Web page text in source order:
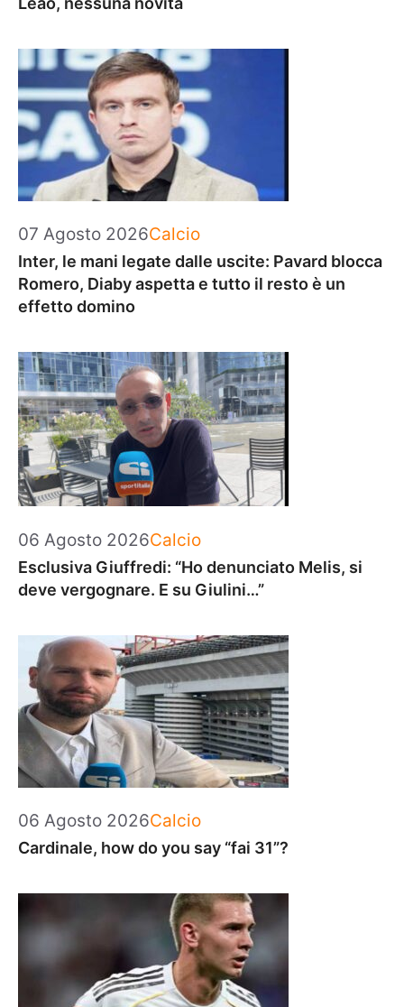
07 Agosto 2026Categorie
Calcio
Inter, le mani legate dalle uscite: Pavard blocca
Romero, Diaby aspetta e tutto il resto è un
effetto domino
06 Agosto 2026Categorie
Calcio
Esclusiva Giuffredi: “Ho denunciato Melis, si
deve vergognare. E su Giulini…”
06 Agosto 2026Categorie
Calcio
Cardinale, how do you say “fai 31”?